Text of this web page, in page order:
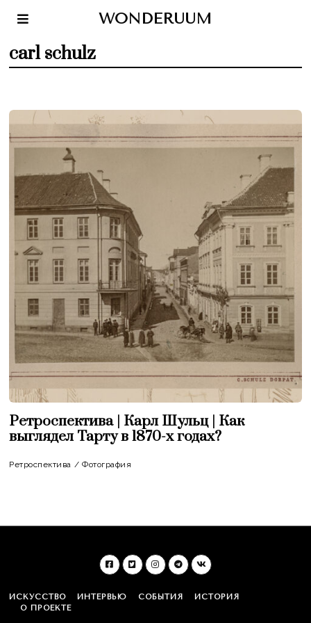
WONDERUUM
carl schulz
Ретроспектива | Карл Шульц | Как
выглядел Тарту в 1870-х годах?
Ретроспектива / Фотография
ИСКУССТВО ИНТЕРВЬЮ СОБЫТИЯ
ИСТОРИЯ
О ПРОЕКТЕ